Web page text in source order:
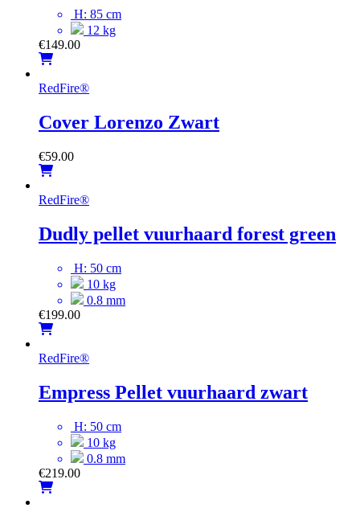
H: 85 cm
12 kg
€149.00
RedFire®
Cover Lorenzo Zwart
€59.00
RedFire®
Dudly pellet vuurhaard forest green
H: 50 cm
10 kg
0.8 mm
€199.00
RedFire®
Empress Pellet vuurhaard zwart
H: 50 cm
10 kg
0.8 mm
€219.00